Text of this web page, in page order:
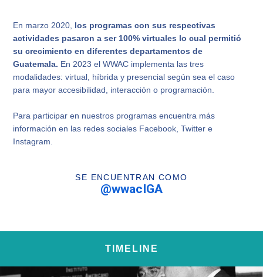
En marzo 2020, los programas con sus respectivas
actividades pasaron a ser 100% virtuales lo cual permitió
su crecimiento en diferentes departamentos de
Guatemala. En 2023 el WWAC implementa las tres
modalidades: virtual, híbrida y presencial según sea el caso
para mayor accesibilidad, interacción o programación.
Para participar en nuestros programas encuentra más
información en las redes sociales Facebook, Twitter e
Instagram.
SE ENCUENTRAN COMO
@wwacIGA
TIMELINE